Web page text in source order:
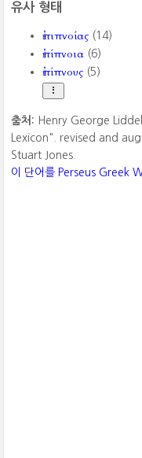
유사 형태
ἐπιπνοίας (14)
ἐπίπνοια (6)
ἐπίπνους (5)
출처: Henry George
Lexicon". revised and
Stuart Jones.
이 단어를 Perseus Greek